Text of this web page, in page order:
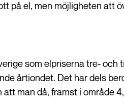
på el, men möjligheten att
som elpriserna tre- och
årtiondet. Det har dels
man då, främst i område